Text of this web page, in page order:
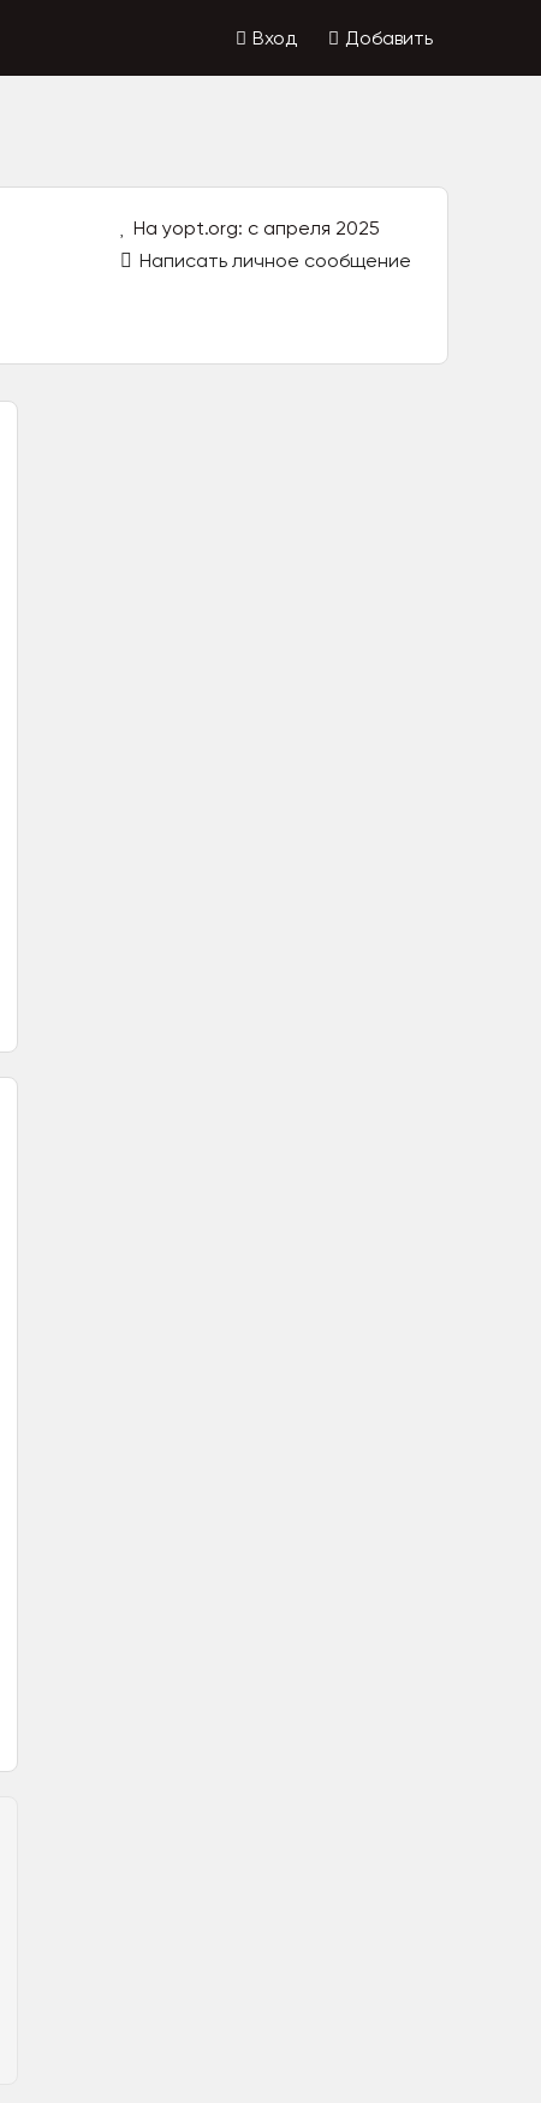
Вход Добавить
На yopt.org: с апреля 2025
Написать личное сообщение